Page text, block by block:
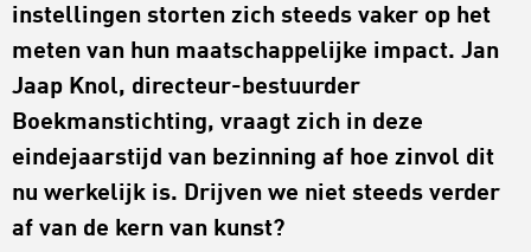
instellingen storten zich steeds vaker op het
meten van hun maatschappelijke impact. Jan
Jaap Knol, directeur-bestuurder
Boekmanstichting, vraagt zich in deze
eindejaarstijd van bezinning af hoe zinvol dit
nu werkelijk is. Drijven we niet steeds verder
af van de kern van kunst?